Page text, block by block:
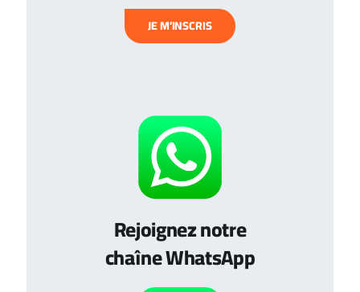
JE M’INSCRIS
Rejoignez notre
chaîne WhatsApp